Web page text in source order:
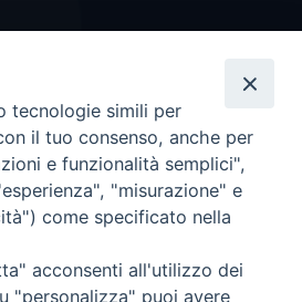
tecnologie simili per
il tuo consenso, anche per
e funzionalità semplici",
"misurazione" e
come specificato nella
acconsenti all'utilizzo dei
"personalizza" puoi avere